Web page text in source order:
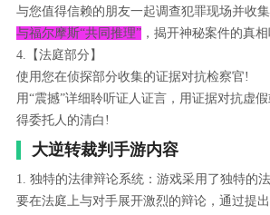
与您值得信赖的朋友一起调查犯罪现场并收集
与福尔摩斯“共同推理”，揭开神秘案件的真相
4.【法庭部分】
使用您在侦探部分收集的证据对抗检察官!
用“震撼”详细聆听证人证言，用证据对抗虚
得委托人的清白!
大逆转裁判手游内容
1. 独特的法律辩论系统：游戏采用了独特的
要在法庭上与对手展开激烈的辩论，通过提